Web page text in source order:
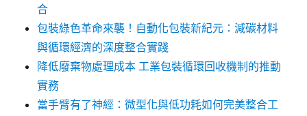
合
包裝綠色革命來襲！自動化包裝新紀元：減碳材料
與循環經濟的深度整合實踐
降低廢棄物處理成本 工業包裝循環回收機制的推動
實務
當手臂有了神經：微型化與低功耗如何完美整合工